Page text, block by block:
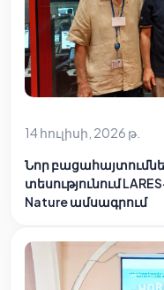
14 հուլիսի, 2026 թ.
Նոր
տեսությունում
Nature ամսագրում